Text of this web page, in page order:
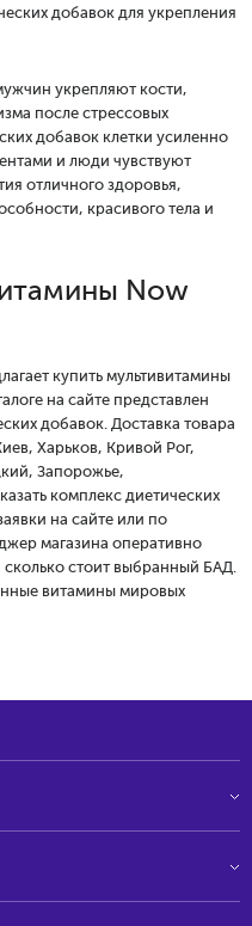
добавок для укрепления
укрепляют кости,
после стрессовых
добавок клетки усиленно
и люди чувствуют
отличного здоровья,
красивого тела и
Now
купить мультивитамины
на сайте представлен
добавок. Доставка товара
Харьков, Кривой Рог,
Запорожье,
комплекс диетических
на сайте или по
магазина оперативно
сколько стоит выбранный БАД.
витамины мировых